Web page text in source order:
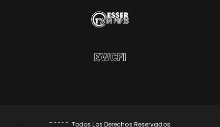
©2026. Todos Los Derechos Reservados.